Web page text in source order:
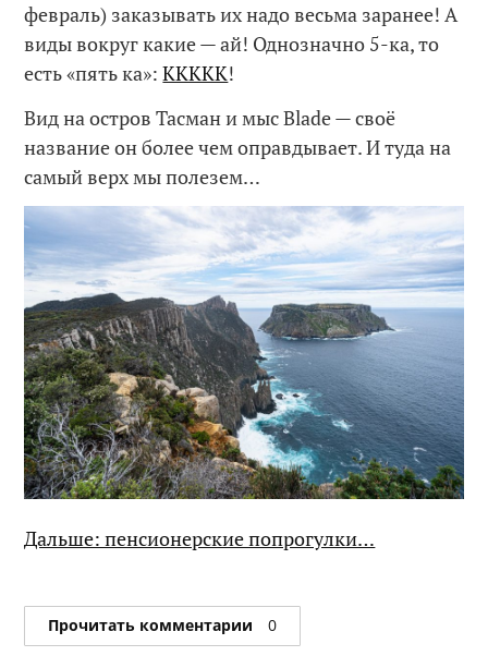
февраль) заказывать их надо весьма заранее! А
виды вокруг какие — ай! Однозначно 5-ка, то
есть «пять ка»:ККККК!
Вид на остров Тасман и мыс Blade — своё
название он более чем оправдывает. И туда на
самый верх мы полезем…
Дальше: пенсионерские попрогулки…
Прочитать комментарии 0